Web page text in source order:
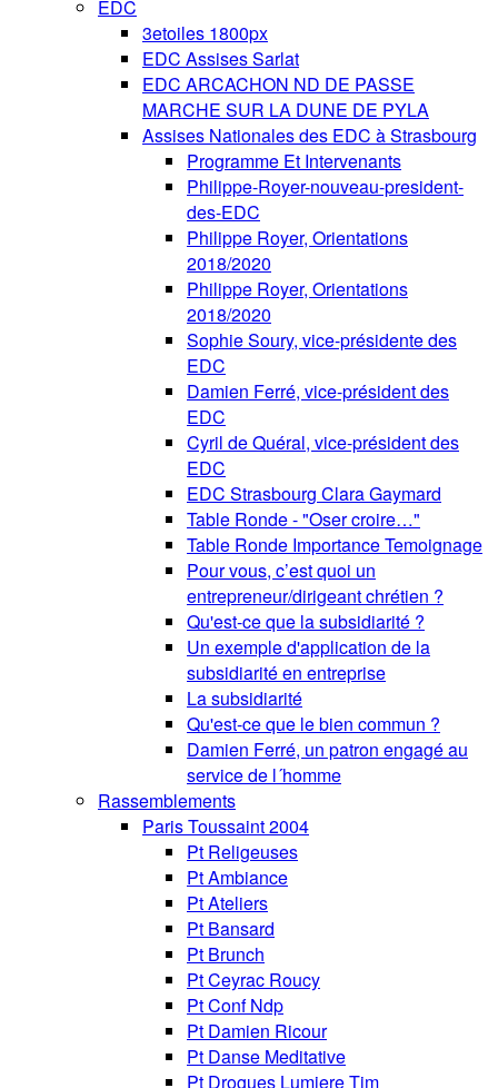
EDC
3etoiles 1800px
EDC Assises Sarlat
EDC ARCACHON ND DE PASSE
MARCHE SUR LA DUNE DE PYLA
Assises Nationales des EDC à Strasbourg
Programme Et Intervenants
Philippe-Royer-nouveau-president-
des-EDC
Philippe Royer, Orientations
2018/2020
Philippe Royer, Orientations
2018/2020
Sophie Soury, vice-présidente des
EDC
Damien Ferré, vice-président des
EDC
Cyril de Quéral, vice-président des
EDC
EDC Strasbourg Clara Gaymard
Table Ronde - "Oser croire…"
Table Ronde Importance Temoignage
Pour vous, c’est quoi un
entrepreneur/dirigeant chrétien ?
Qu'est-ce que la subsidiarité ?
Un exemple d'application de la
subsidiarité en entreprise
La subsidiarité
Qu'est-ce que le bien commun ?
Damien Ferré, un patron engagé au
service de l´homme
Rassemblements
Paris Toussaint 2004
Pt Religeuses
Pt Ambiance
Pt Ateliers
Pt Bansard
Pt Brunch
Pt Ceyrac Roucy
Pt Conf Ndp
Pt Damien Ricour
Pt Danse Meditative
Pt Drogues Lumiere Tim